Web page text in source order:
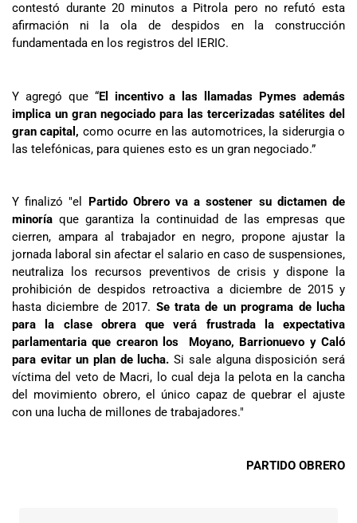
contestó durante 20 minutos a Pitrola pero no refutó esta
afirmación ni la ola de despidos en la construcción
fundamentada en los registros del IERIC.
Y agregó que “El incentivo a las llamadas Pymes además
implica un gran negociado para las tercerizadas satélites del
gran capital, como ocurre en las automotrices, la siderurgia o
las telefónicas, para quienes esto es un gran negociado.”
Y finalizó "el
Partido Obrero va a sostener su dictamen de
minoría que garantiza la continuidad de las empresas que
cierren, ampara al trabajador en negro, propone ajustar la
jornada laboral sin afectar el salario en caso de suspensiones,
neutraliza los recursos preventivos de crisis y dispone la
prohibición de despidos retroactiva a diciembre de 2015 y
hasta diciembre de 2017. Se trata de un programa de lucha
para la clase obrera que verá frustrada la expectativa
parlamentaria que crearon los Moyano, Barrionuevo y Caló
para evitar un plan de lucha. Si sale alguna disposición será
víctima del veto de Macri, lo cual deja la pelota en la cancha
del movimiento obrero, el único capaz de quebrar el ajuste
con una lucha de millones de trabajadores."
PARTIDO OBRERO